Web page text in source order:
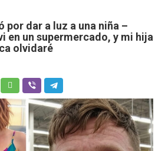
por dar a luz a una niña –
en un supermercado, y mi hija
olvidaré